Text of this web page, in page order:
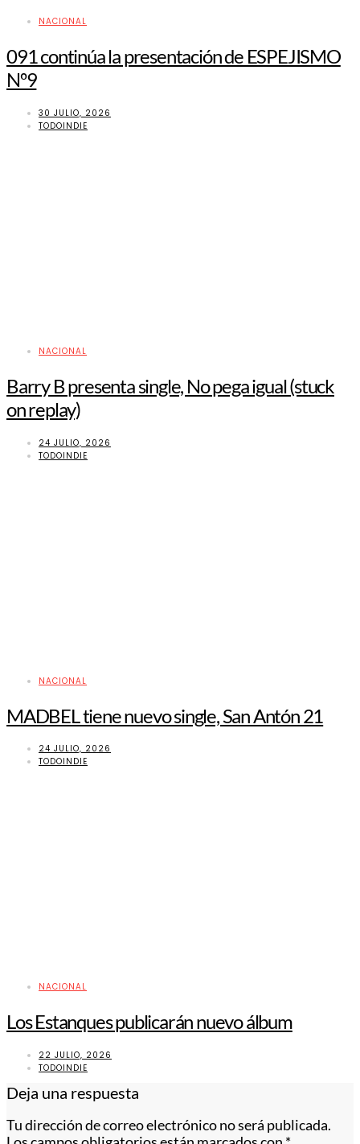
NACIONAL
091 continúa la presentación de ESPEJISMO
Nº9
30 JULIO, 2026
TODOINDIE
NACIONAL
Barry B presenta single, No pega igual (stuck
on replay)
24 JULIO, 2026
TODOINDIE
NACIONAL
MADBEL tiene nuevo single, San Antón 21
24 JULIO, 2026
TODOINDIE
NACIONAL
Los Estanques publicarán nuevo álbum
22 JULIO, 2026
TODOINDIE
Deja una respuesta
Tu dirección de correo electrónico no será publicada.